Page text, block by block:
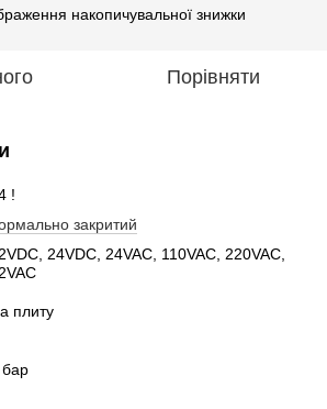
накопичувальної знижки
Порівняти
!
закритий
24VDC, 24VAC, 110VAC, 220VAC,
плиту